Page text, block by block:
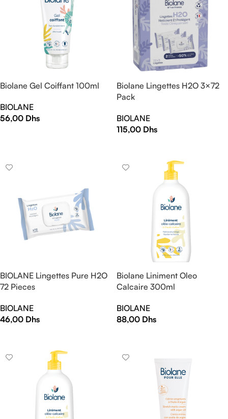
Biolane Gel Coiffant 100ml
BIOLANE
56,00 Dhs
Biolane Lingettes H2O 3×72
Pack
BIOLANE
115,00 Dhs
BIOLANE Lingettes Pure H2O
72 Pieces
BIOLANE
46,00 Dhs
Biolane Liniment Oleo
Calcaire 300ml
BIOLANE
88,00 Dhs